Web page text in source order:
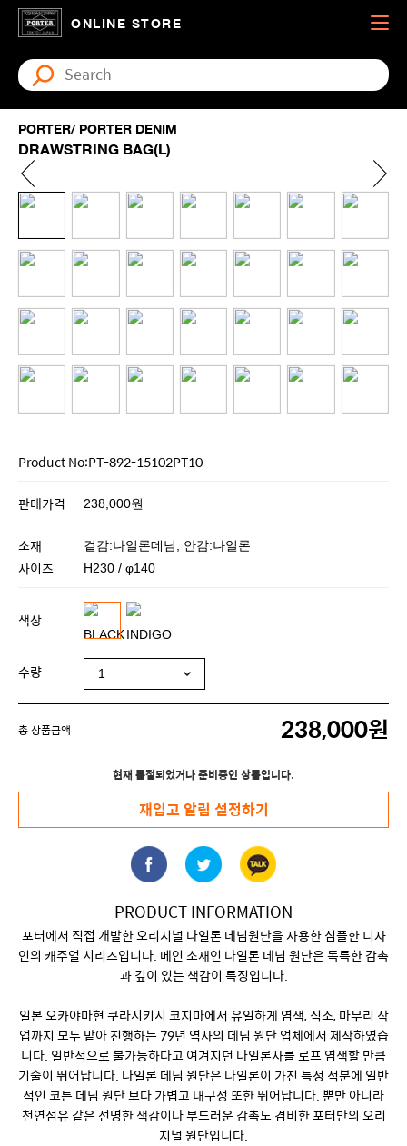
ONLINE STORE
PORTER/ PORTER DENIM
DRAWSTRING BAG(L)
Product No:PT-892-15102PT10
판매가격 238,000원
소재 겉감:나일론데님, 안감:나일론
사이즈 H230 / φ140
색상
수량
총 상품금액 238,000원
현재 품절되었거나 준비중인 상품입니다.
재입고 알림 설정하기
PRODUCT INFORMATION
포터에서 직접 개발한 오리지널 나일론 데님원단을 사용한 심플한 디자
인의 캐주얼 시리즈입니다. 메인 소재인 나일론 데님 원단은 독특한 감촉
과 깊이 있는 색감이 특징입니다.
일본 오카야마현 쿠라시키시 코지마에서 유일하게 염색, 직소, 마무리 작
업까지 모두 맡아 진행하는 79년 역사의 데님 원단 업체에서 제작하였습
니다. 일반적으로 불가능하다고 여겨지던 나일론사를 로프 염색할 만큼
기술이 뛰어납니다. 나일론 데님 원단은 나일론이 가진 특정 적분에 일반
적인 코튼 데님 원단 보다 가볍고 내구성 또한 뛰어납니다. 뿐만 아니라
천연섬유 같은 선명한 색감이나 부드러운 감촉도 겸비한 포터만의 오리
지널 원단입니다.